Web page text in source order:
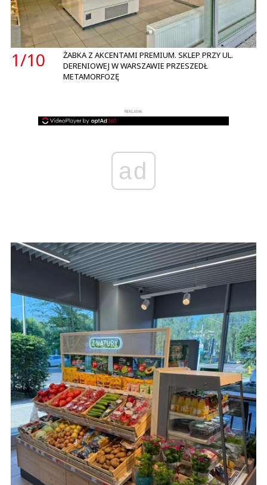
1/10
ŻABKA Z AKCENTAMI PREMIUM. SKLEP PRZY UL.
DERENIOWEJ W WARSZAWIE PRZESZEDŁ
METAMORFOZĘ
REKLAMA
ad